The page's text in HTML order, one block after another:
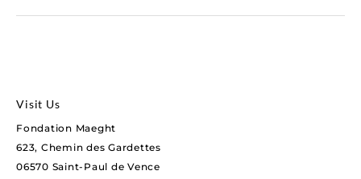
Visit Us
Fondation Maeght
623, Chemin des Gardettes
06570 Saint-Paul de Vence